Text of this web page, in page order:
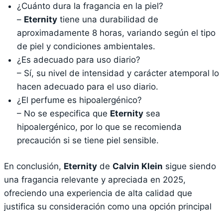
¿Cuánto dura la fragancia en la piel?
– Eternitytiene una durabilidad de
aproximadamente 8 horas, variando según el tipo
de piel y condiciones ambientales.
¿Es adecuado para uso diario?
– Sí, su nivel de intensidad y carácter atemporal lo
hacen adecuado para el uso diario.
¿El perfume es hipoalergénico?
– No se especifica que Eternitysea
hipoalergénico, por lo que se recomienda
precaución si se tiene piel sensible.
En conclusión, Eternity de Calvin Klein sigue siendo
una fragancia relevante y apreciada en 2025,
ofreciendo una experiencia de alta calidad que
justifica su consideración como una opción principal